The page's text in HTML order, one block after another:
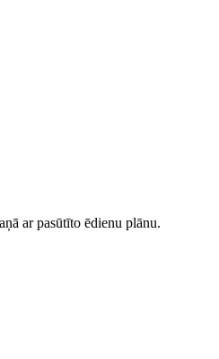
ar pasūtīto ēdienu plānu.